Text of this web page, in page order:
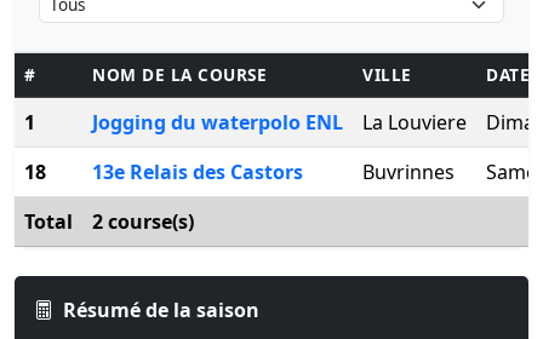
# NOM DE LA COURSE VILLE DATE
1 Jogging du waterpolo ENL La Louviere
18
13e Relais des Castors Buvrinnes
Total
2 course(s)
Résumé de la saison